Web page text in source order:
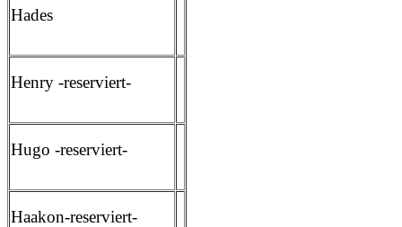
Hades
Henry -reserviert-
Hugo -reserviert-
Haakon-reserviert-